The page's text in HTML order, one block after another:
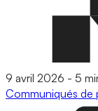
9 avril 2026 - 5
Communiqués de